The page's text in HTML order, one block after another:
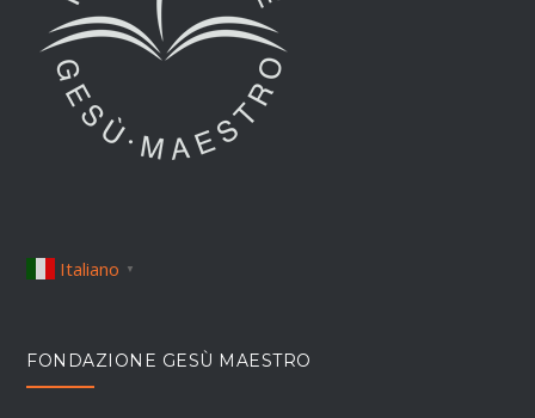
Italiano ▼
FONDAZIONE GESÙ MAESTRO